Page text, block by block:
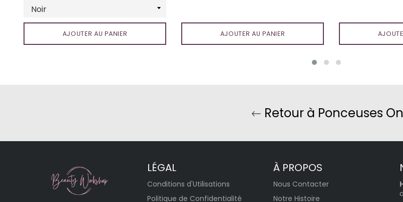
AJOUTER AU PANIER AJOUTER AU PANIER
Retour à Ponceuses
LÉGAL
Conditions d'Utilisations
Politique de Confidentialité
À PROPOS
Nous Contacter
Notre Histoire